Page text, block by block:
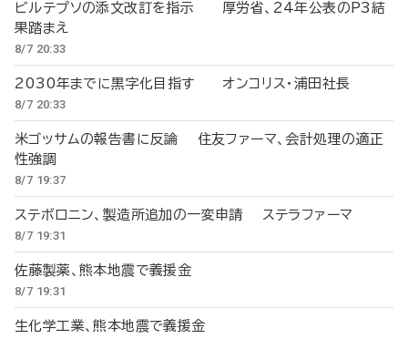
ビルテプソの添文改訂を指示 厚労省、24年公表のP3結
果踏まえ
8/7 20:33
2030年までに黒字化目指す オンコリス・浦田社長
8/7 20:33
米ゴッサムの報告書に反論 住友ファーマ、会計処理の適正
性強調
8/7 19:37
ステボロニン、製造所追加の一変申請 ステラファーマ
8/7 19:31
佐藤製薬、熊本地震で義援金
8/7 19:31
生化学工業、熊本地震で義援金